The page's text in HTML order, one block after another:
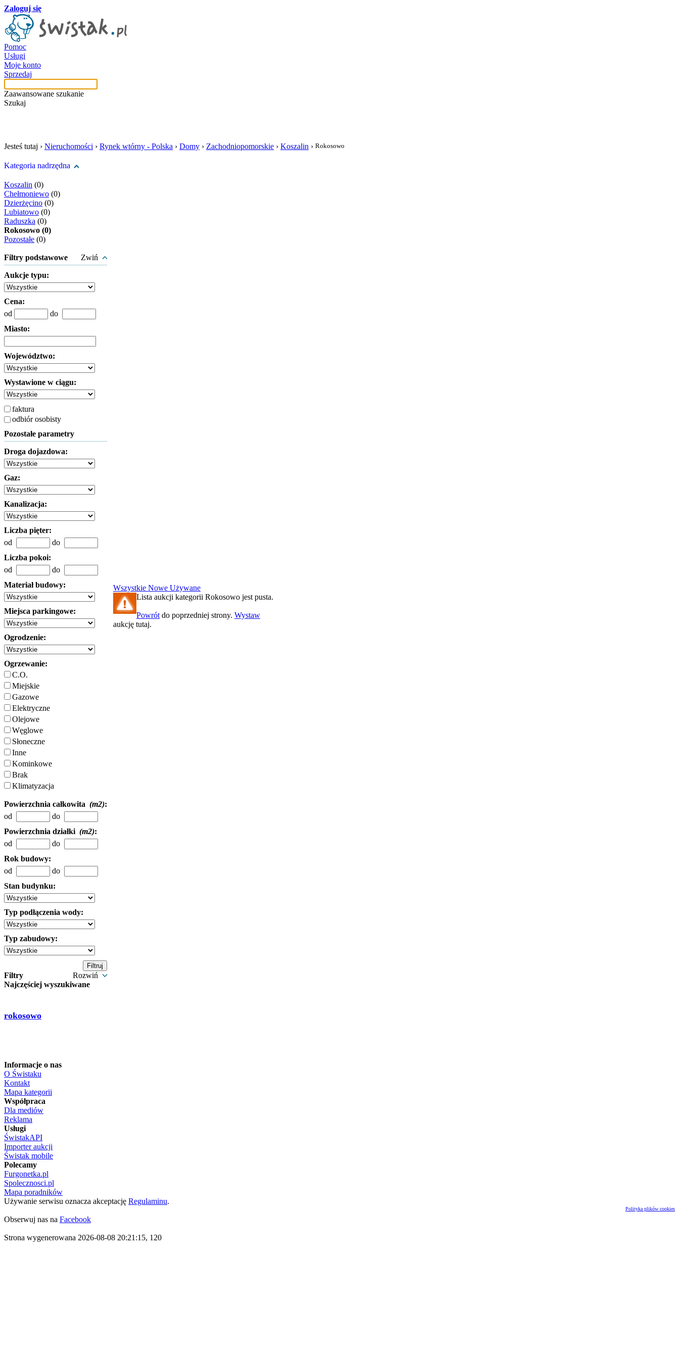
Zaloguj się
Pomoc
Usługi
Moje konto
Sprzedaj
Zaawansowane szukanie
Szukaj
Jesteś tutaj › Nieruchomości › Rynek wtórny - Polska › Domy › Zachodniopomorskie › Koszalin › Rokosowo
Kategoria nadrzędna
Koszalin (0)
Chełmoniewo (0)
Dzierżęcino (0)
Lubiatowo (0)
Raduszka (0)
Rokosowo (0)
Pozostałe (0)
Filtry podstawowe Zwiń
Aukcje typu:
Cena:
od
do
Miasto:
Województwo:
Wystawione w ciągu:
faktura
odbiór osobisty
Pozostałe parametry
Droga dojazdowa:
Gaz:
Kanalizacja:
Liczba pięter:
od
do
Liczba pokoi:
od
do
Materiał budowy:
Miejsca parkingowe:
Ogrodzenie:
Ogrzewanie:
C.O.
Miejskie
Gazowe
Elektryczne
Olejowe
Węglowe
Słoneczne
Inne
Kominkowe
Brak
Klimatyzacja
Powierzchnia całkowita (m2):
od
do
Powierzchnia działki (m2):
od
do
Rok budowy:
od
do
Stan budynku:
Typ podłączenia wody:
Typ zabudowy:
Filtry
Rozwiń
Najczęściej wyszukiwane
rokosowo
Wszystkie Nowe Używane
Lista aukcji kategorii Rokosowo jest pusta.
Powrót do poprzedniej strony. Wystaw
aukcję tutaj.
Informacje o nas
O Świstaku
Kontakt
Mapa kategorii
Współpraca
Dla mediów
Reklama
Usługi
ŚwistakAPI
Importer aukcji
Świstak mobile
Polecamy
Furgonetka.pl
Spolecznosci.pl
Mapa poradników
Używanie serwisu oznacza akceptację Regulaminu.
Polityka plików cookies
Obserwuj nas na Facebook
Strona wygenerowana 2026-08-08 20:21:15, 120